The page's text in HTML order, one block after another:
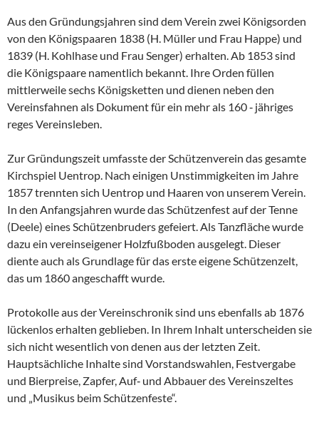
Aus den Gründungsjahren sind dem Verein zwei Königsorden
von den Königspaaren 1838 (H. Müller und Frau Happe) und
1839 (H. Kohlhase und Frau Senger) erhalten. Ab 1853 sind
die Königspaare namentlich bekannt. Ihre Orden füllen
mittlerweile sechs Königsketten und dienen neben den
Vereinsfahnen als Dokument für ein mehr als 160 ‑ jähriges
reges Vereinsleben.
Zur Gründungszeit umfasste der Schützenverein das gesamte
Kirchspiel Uentrop. Nach einigen Unstimmigkeiten im Jahre
1857 trennten sich Uentrop und Haaren von unserem Verein.
In den Anfangsjahren wurde das Schützenfest auf der Tenne
(Deele) eines Schützenbruders gefeiert. Als Tanzfläche wurde
dazu ein vereinseigener Holzfußboden ausgelegt. Dieser
diente auch als Grundlage für das erste eigene Schützenzelt,
das um 1860 angeschafft wurde.
Protokolle aus der Vereinschronik sind uns ebenfalls ab 1876
lückenlos erhalten geblieben. In Ihrem Inhalt unterscheiden sie
sich nicht wesentlich von denen aus der letzten Zeit.
Hauptsächliche Inhalte sind Vorstandswahlen, Festvergabe
und Bierpreise, Zapfer, Auf‑ und Abbauer des Vereinszeltes
und „Musikus beim Schützenfeste“.